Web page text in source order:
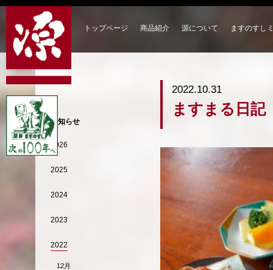
トップページ 商品紹介 源について ますのすし
2022.10.31
ますまる日記
お知らせ
2026
2025
2024
2023
2022
12月